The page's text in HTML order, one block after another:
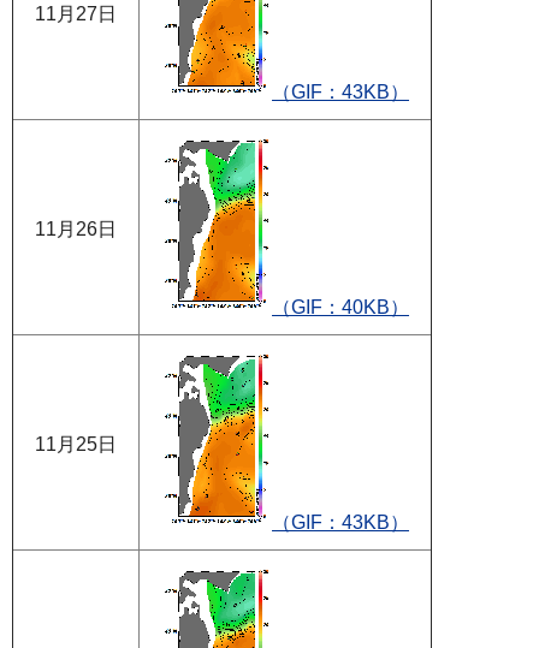
11月27日
（GIF：43KB）
11月26日
（GIF：40KB）
11月25日
（GIF：43KB）